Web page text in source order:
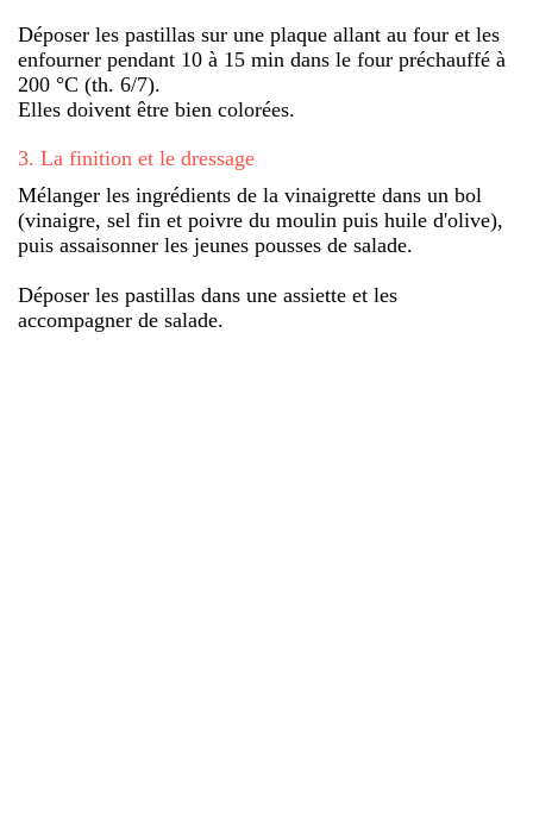
Déposer les pastillas sur une plaque allant au four et les
enfourner pendant 10 à 15 min dans le four préchauffé à
200 °C (th. 6/7).
Elles doivent être bien colorées.
3. La finition et le dressage
Mélanger les ingrédients de la vinaigrette dans un bol
(vinaigre, sel fin et poivre du moulin puis huile d'olive),
puis assaisonner les jeunes pousses de salade.
Déposer les pastillas dans une assiette et les
accompagner de salade.